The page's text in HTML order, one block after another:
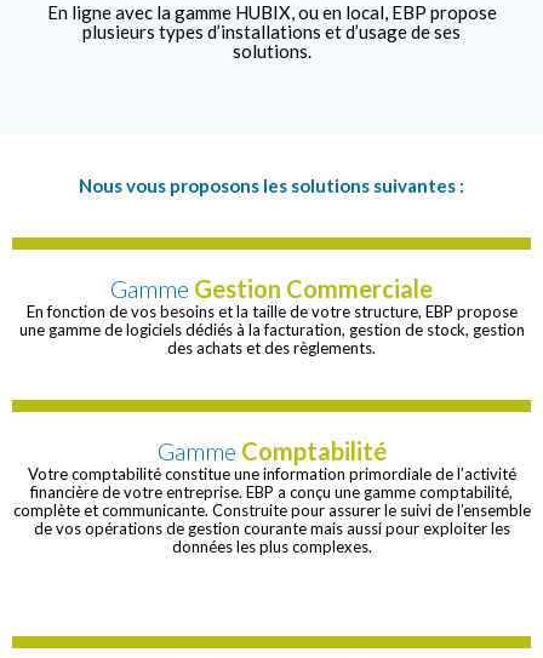
En ligne avec la gamme HUBIX, ou en local, EBP propose
plusieurs types d’installations et d’usage de ses
solutions.
Nous vous proposons les solutions suivantes :
Gamme Gestion Commerciale
En fonction de vos besoins et la taille de votre structure, EBP propose
une gamme de logiciels dédiés à la facturation, gestion de stock, gestion
des achats et des règlements.
Gamme Comptabilité
Votre comptabilité constitue une information primordiale de l’activité
financière de votre entreprise. EBP a conçu une gamme comptabilité,
complète et communicante. Construite pour assurer le suivi de l’ensemble
de vos opérations de gestion courante mais aussi pour exploiter les
données les plus complexes.